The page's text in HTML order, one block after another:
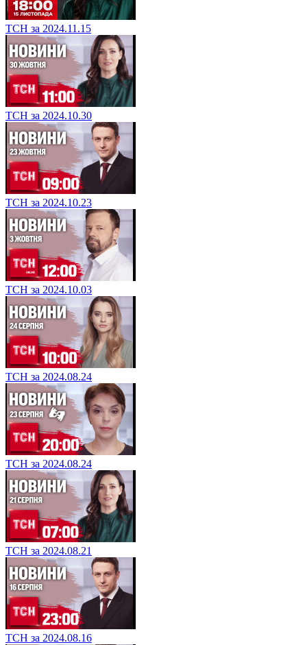
ТСН за 2024.11.15
ТСН за 2024.10.30
ТСН за 2024.10.23
ТСН за 2024.10.03
ТСН за 2024.08.24
ТСН за 2024.08.24
ТСН за 2024.08.21
ТСН за 2024.08.16